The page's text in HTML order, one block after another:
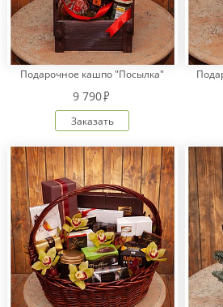
Подарочное кашпо "Посылка"
9 790
Заказать